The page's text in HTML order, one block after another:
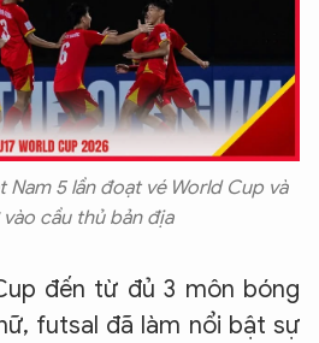
Nam 5 lần đoạt vé World Cup và
cầu thủ bản địa
đến từ đủ 3 môn bóng
futsal đã làm nổi bật sự